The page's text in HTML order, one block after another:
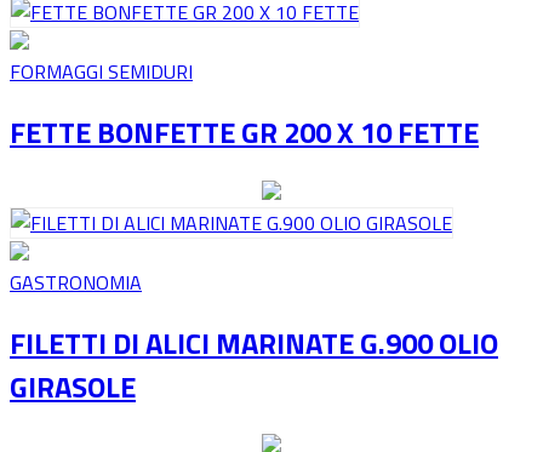
FORMAGGI SEMIDURI
FETTE BONFETTE GR 200 X 10 FETTE
GASTRONOMIA
FILETTI DI ALICI MARINATE G.900 OLIO
GIRASOLE